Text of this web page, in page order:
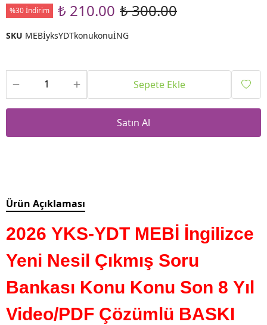
%30 İndirim ₺ 210.00 ₺ 300.00
SKU MEBİyksYDTkonukonuİNG
Sepete Ekle
Satın Al
Ürün Açıklaması
2026 YKS-YDT MEBİ İngilizce
Yeni Nesil Çıkmış Soru
Bankası Konu Konu Son 8 Yıl
Video/PDF Çözümlü BASKI